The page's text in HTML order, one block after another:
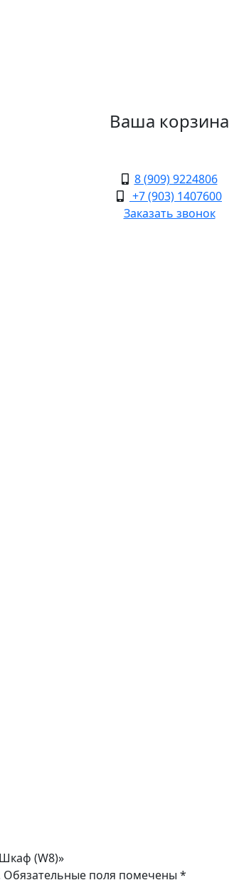
Ваша корзина
8 (909) 9224806
+7 (903) 1407600
Заказать звонок
(W8)»
Обязательные поля помечены *